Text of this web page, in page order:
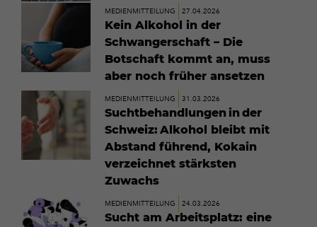
MEDIENMITTEILUNG 27.04.2026
Kein Alkohol in der
Schwangerschaft – Die
Botschaft kommt an, muss
aber noch früher ansetzen
Mehr
erfahren
MEDIENMITTEILUNG 31.03.2026
Suchtbehandlungen in der
Schweiz: Alkohol bleibt mit
Abstand führend, Kokain
verzeichnet stärksten
Zuwachs
Mehr
erfahren
MEDIENMITTEILUNG 24.03.2026
Sucht am Arbeitsplatz: eine
Mehr
erfahren